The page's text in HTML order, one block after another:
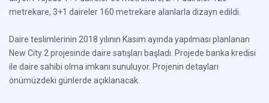
metrekare, 3+1 daireler 160 metrekare alanlarla dizayn edildi.
Daire teslimlerinin 2018 yılının Kasım ayında yapılması planlanan
New City 2 projesinde daire satışları başladı. Projede banka kredisi
ile daire sahibi olma imkanı sunuluyor. Projenin detayları
önümüzdeki günlerde açıklanacak.